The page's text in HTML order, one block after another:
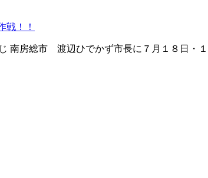
戦！！
南房総市 渡辺ひでかず市長に７月１８日・